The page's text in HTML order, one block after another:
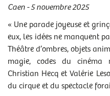
Caen - 5 novembre 2025
« Une parade joyeuse et
eux, les idées ne manquent
Théâtre d’ombres, objets
magie, codes du cinéma
Christian Hecq et Valérie
du cirque et du spectacle